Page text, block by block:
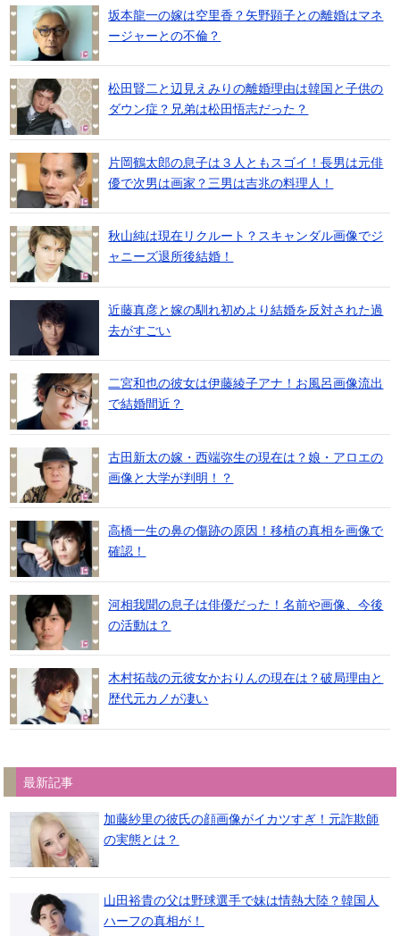
坂本龍一の嫁は空里香？矢野顕子との離婚はマネ
ージャーとの不倫？
松田賢二と辺見えみりの離婚理由は韓国と子供の
ダウン症？兄弟は松田悟志だった？
片岡鶴太郎の息子は３人ともスゴイ！長男は元俳
優で次男は画家？三男は吉兆の料理人！
秋山純は現在リクルート？スキャンダル画像でジ
ャニーズ退所後結婚！
近藤真彦と嫁の馴れ初めより結婚を反対された過
去がすごい
二宮和也の彼女は伊藤綾子アナ！お風呂画像流出
で結婚間近？
古田新太の嫁・西端弥生の現在は？娘・アロエの
画像と大学が判明！？
高橋一生の鼻の傷跡の原因！移植の真相を画像で
確認！
河相我聞の息子は俳優だった！名前や画像、今後
の活動は？
木村拓哉の元彼女かおりんの現在は？破局理由と
歴代元カノが凄い
最新記事
加藤紗里の彼氏の顔画像がイカツすぎ！元詐欺師
の実態とは？
山田裕貴の父は野球選手で妹は情熱大陸？韓国人
ハーフの真相が！